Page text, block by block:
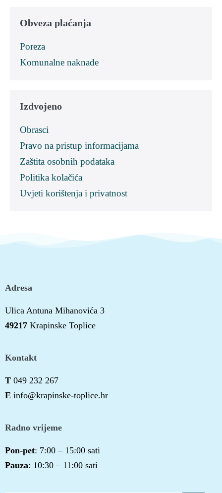
Obveza plaćanja
Poreza
Komunalne naknade
Izdvojeno
Obrasci
Pravo na pristup informacijama
Zaštita osobnih podataka
Politika kolačića
Uvjeti korištenja i privatnost
Adresa
Ulica Antuna Mihanovića 3
49217 Krapinske Toplice
Kontakt
T 049 232 267
E info@krapinske-toplice.hr
Radno vrijeme
Pon-pet: 7:00 – 15:00 sati
Pauza: 10:30 – 11:00 sati